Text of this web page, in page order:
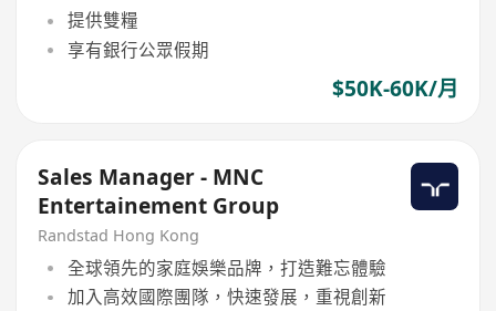
提供雙糧
享有銀行公眾假期
$50K-60K/月
Sales Manager - MNC
Entertainement Group
Randstad Hong Kong
全球領先的家庭娛樂品牌，打造難忘體驗
加入高效國際團隊，快速發展，重視創新